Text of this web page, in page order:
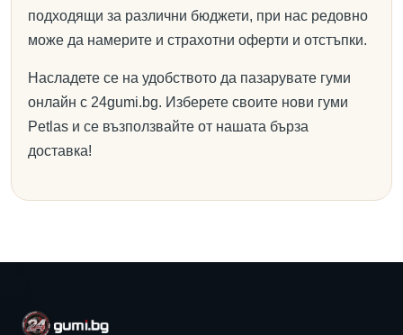
подходящи за различни бюджети, при нас редовно
може да намерите и страхотни оферти и отстъпки.
Насладете се на удобството да пазарувате гуми
онлайн с 24gumi.bg. Изберете своите нови гуми
Petlas и се възползвайте от нашата бърза
доставка!